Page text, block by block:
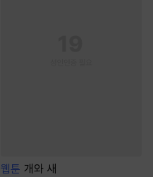
웹툰 개와 새